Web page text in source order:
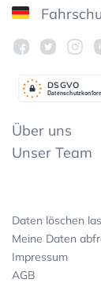
DSGVO
Über uns
Unser Team
Daten löschen
Meine Daten
Impressum
AGB